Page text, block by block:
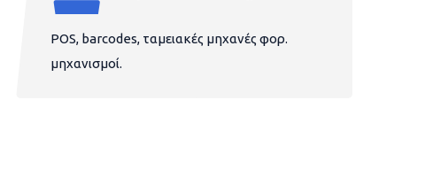
POS, barcodes, ταμειακές μηχανές φορ.
μηχανισμοί.